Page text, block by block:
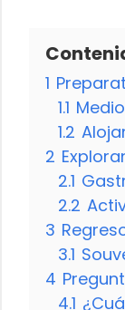
1
1.1
1.2
2
2.1
2.2
3
3.1
4
4.1